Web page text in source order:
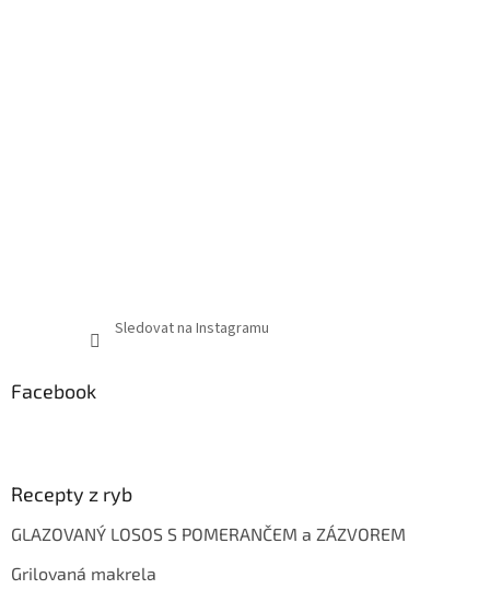
Sledovat na Instagramu
Facebook
Recepty z ryb
GLAZOVANÝ LOSOS S POMERANČEM a ZÁZVOREM
Grilovaná makrela